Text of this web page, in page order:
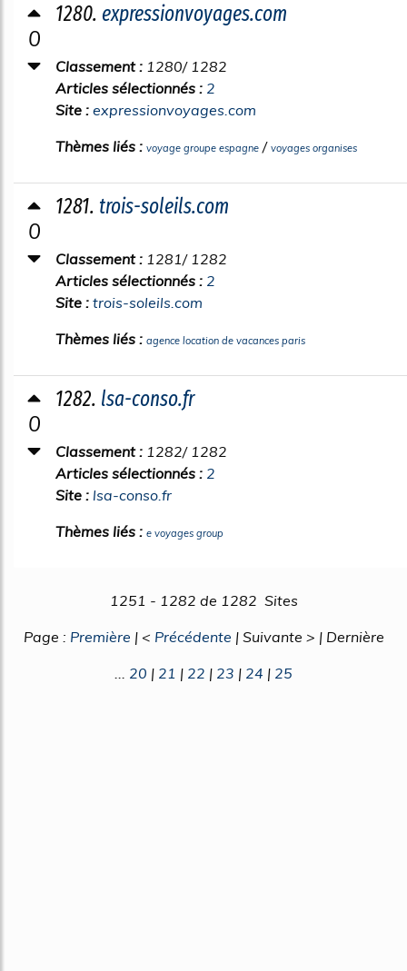
0
1280. expressionvoyages.com
Classement : 1280/ 1282
Articles sélectionnés : 2
Site : expressionvoyages.com
Thèmes liés : voyage groupe espagne / voyages organises
0
1281. trois-soleils.com
Classement : 1281/ 1282
Articles sélectionnés : 2
Site : trois-soleils.com
Thèmes liés : agence location de vacances paris
0
1282. lsa-conso.fr
Classement : 1282/ 1282
Articles sélectionnés : 2
Site : lsa-conso.fr
Thèmes liés : e voyages group
1251 - 1282 de 1282 Sites
Page : Première | < Précédente | Suivante > | Dernière
... 20 | 21 | 22 | 23 | 24 | 25